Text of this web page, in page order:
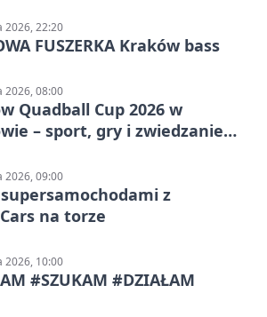
2026, 22:20
FUSZERKA Kraków bass
2026, 08:00
Quadball Cup 2026 w
– sport, gry i zwiedzanie
2026, 09:00
supersamochodami z
na torze
2026, 10:00
#SZUKAM #DZIAŁAM